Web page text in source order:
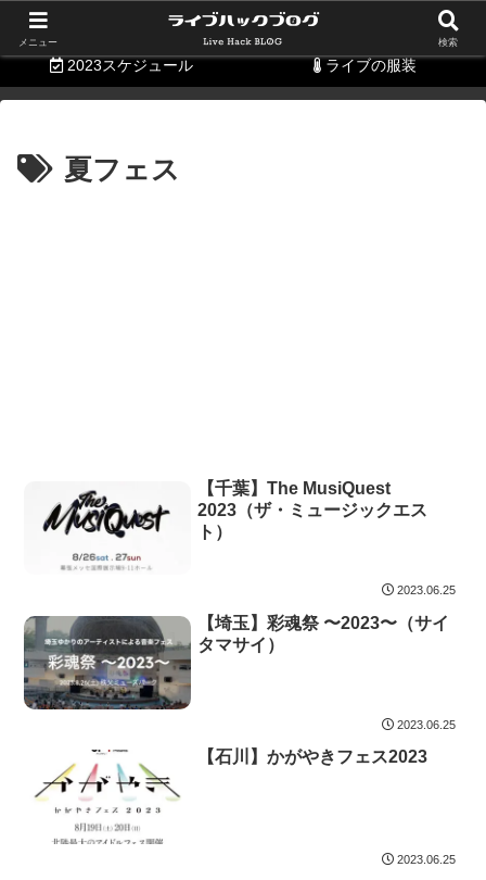
持ち物リスト
2023スケジュール ライブの服装
夏フェス
【千葉】The MusiQuest
2023（ザ・ミュージックエス
ト）
2023.06.25
【埼玉】彩魂祭 〜2023〜（サイ
タマサイ）
2023.06.25
【石川】かがやきフェス2023
2023.06.25
メニュー 検索